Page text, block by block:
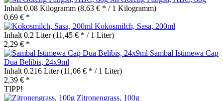
Inhalt 0.08 Kilogramm (8,63 € * / 1 Kilogramm)
0,69 € *
Kokosmilch, Sasa, 200ml
Inhalt 0.2 Liter(11,45 € * / 1 Liter)
2,29 € *
Sambal Istimewa Cap
Dua Belibis, 24x9ml
Inhalt 0.216 Liter(11,06 € * / 1 Liter)
2,39 € *
TIPP!
Zitronengrass, 100g